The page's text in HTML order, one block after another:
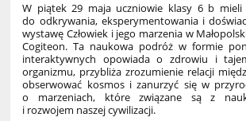
W piątek 29 maja uczniowie klasy 6 b mieli
do odkrywania, eksperymentowania i
wystawę Człowiek i jego marzenia w
Cogiteon. Ta naukowa podróż w formie
interaktywnych opowiada o zdrowiu i
organizmu, przybliża zrozumienie relacji
obserwować kosmos i zanurzyć się w
o marzeniach, które związane są z
i rozwojem naszej cywilizacji.